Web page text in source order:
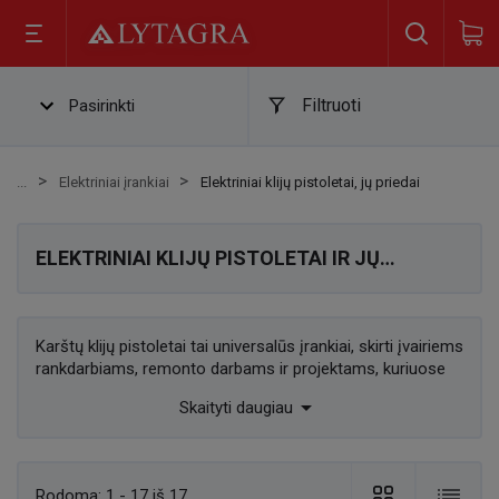
Pasirinkti Filtruoti
Elektriniai įrankiai Elektriniai klijų pistoletai, jų priedai
ELEKTRINIAI KLIJŲ PISTOLETAI IR JŲ
Karštų klijų pistoletai tai universalūs įrankiai, skirti įvairiems
rankdarbiams, remonto darbams ir projektams, kuriuose
prietaisai, dažnai vadinami karštų klijų šautuvais, veikia
Skaityti daugiau 